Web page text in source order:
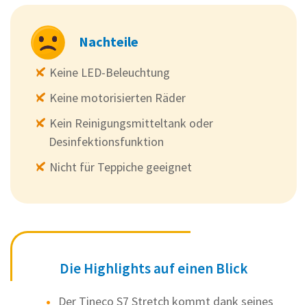
Nachteile
Keine LED-Beleuchtung
Keine motorisierten Räder
Kein Reinigungsmitteltank oder
Desinfektionsfunktion
Nicht für Teppiche geeignet
Die Highlights auf einen Blick
Der Tineco S7 Stretch kommt dank seines